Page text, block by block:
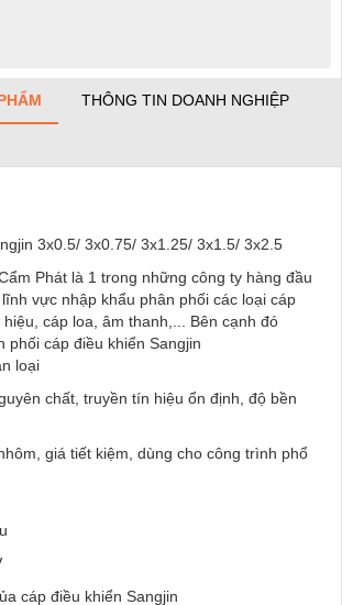
THÔNG TIN DOANH NGHIỆP
3x0.5/ 3x0.75/ 3x1.25/ 3x1.5/ 3x2.5
Phát là 1 trong những công ty hàng đầu
vực nhập khẩu phân phối các loại cáp
cáp loa, âm thanh,... Bên cạnh đó
phối cáp điều khiển Sangjin
loại
chất, truyền tín hiệu ổn định, độ bền
giá tiết kiệm, dùng cho công trình phổ
cáp điều khiển Sangjin